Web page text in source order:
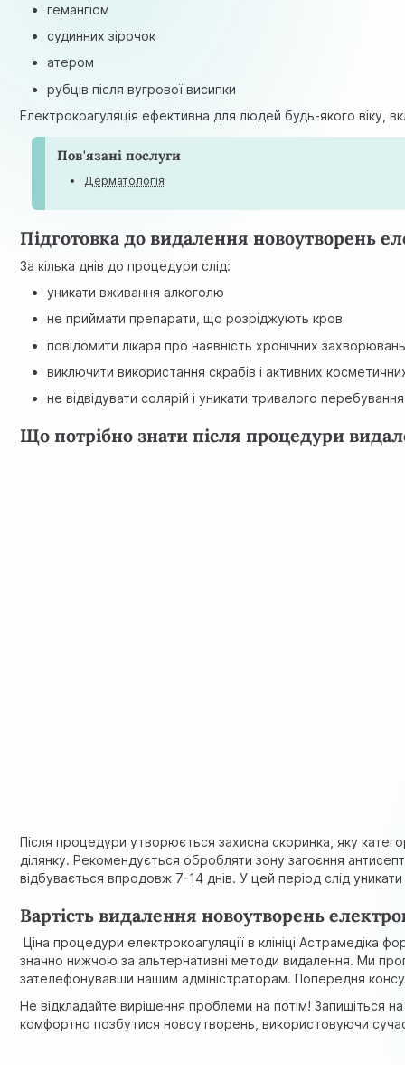
гемангіом
судинних зірочок
атером
рубців після вугрової висипки
Електрокоагуляція ефективна для людей будь-якого віку,
Пов'язані послуги
Дерматологія
Підготовка до видалення новоутворень
За кілька днів до процедури слід:
уникати вживання алкоголю
не приймати препарати, що розріджують кров
повідомити лікаря про наявність хронічних
виключити використання скрабів і активних
не відвідувати солярій і уникати тривалого
Що потрібно знати після процедури
Після процедури утворюється захисна скоринка, яку
ділянку. Рекомендується обробляти зону загоєння
відбувається впродовж 7-14 днів. У цей період слід
Вартість видалення новоутворень
Ціна процедури електрокоагуляції в клініці Астрамедiка
значно нижчою за альтернативні методи видалення. Ми
зателефонувавши нашим адміністраторам. Попередня
Не відкладайте вирішення проблеми на потім! Запишіться
комфортно позбутися новоутворень, використовуючи